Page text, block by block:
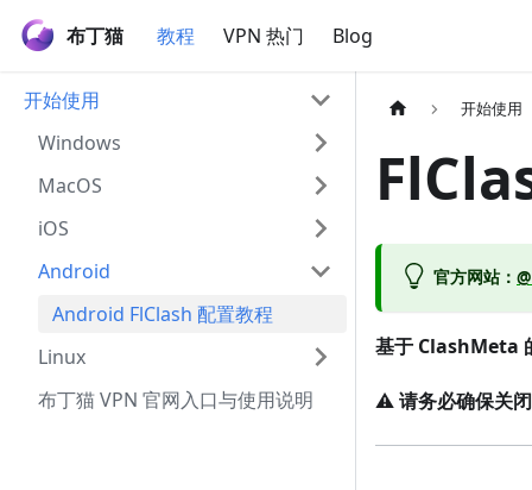
布丁猫 教程 VPN 热门 Blog
开始使用
Windows
MacOS
iOS
Android
Android FlClash 配置教程
Linux
布丁猫 VPN 官网入口与使用说明
开始使用
官方网站：
基于 ClashMeta
⚠️请务必确保关